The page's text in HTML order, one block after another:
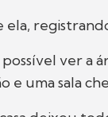
ela,
possível ver a
e uma sala